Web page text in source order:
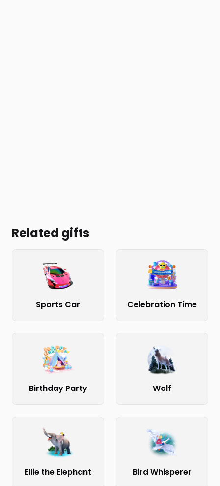
Related gifts
Sports Car Celebration Time
Birthday Party Wolf
Ellie the Elephant Bird Whisperer